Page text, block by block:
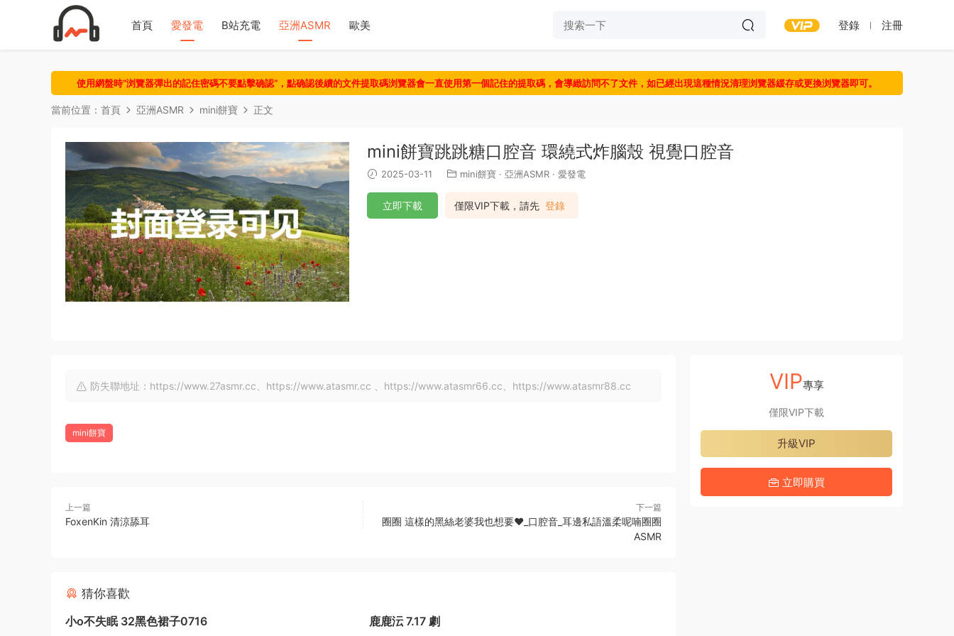
首頁 愛發電 B站充電 亞洲ASMR 歐美 登錄 注冊
使用網盤時“浏覽器彈出的記住密碼不要點擊确認“，點确認後續的文件提取碼浏覽器會一直使用第一個記住的提取碼，會導緻訪問不了文件，如已經出現這種情況清理浏覽器緩存或更換浏覽器即可。
當前位置： 首頁 亞洲ASMR mini餅寶 正文
mini餅寶跳跳糖口腔音 環繞式炸腦殼 視覺口腔音
2025-03-11 mini餅寶 · 亞洲ASMR · 愛發電
僅限VIP下載，請先 登錄
立即下載
防失聯地址：https://www.27asmr.cc、https://www.atasmr.cc 、https://www.atasmr66.cc、https://www.atasmr88.cc
mini餅寶
上一篇
FoxenKin 清涼舔耳
下一篇
圈圈 這樣的黑絲老婆我也想要♥_口腔音_耳邊私語溫柔呢喃圈圈
ASMR
猜你喜歡
小o不失眠 32黑色裙子0716
鹿鹿沄 7.17 劇
VIP專享
僅限VIP下載
升級VIP
立即購買